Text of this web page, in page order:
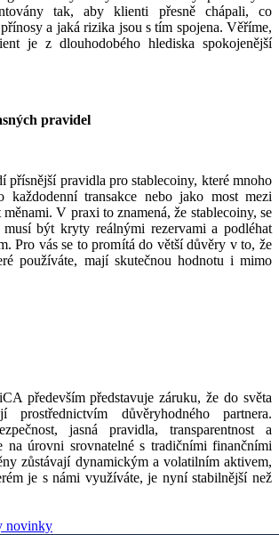
tak, aby klienti přesně chápali, co
a jaká rizika jsou s tím spojena. Věříme,
je z dlouhodobého hlediska spokojenější
pravidel
přísnější pravidla pro stablecoiny, které mnoho
každodenní transakce nebo jako most mezi
V praxi to znamená, že stablecoiny, se
musí být kryty reálnými rezervami a podléhat
Pro vás se to promítá do větší důvěry v to, že
používáte, mají skutečnou hodnotu i mimo
především představuje záruku, že do světa
prostřednictvím důvěryhodného partnera.
jasná pravidla, transparentnost a
na úrovni srovnatelné s tradičními finančními
zůstávají dynamickým a volatilním aktivem,
je s námi využíváte, je nyní stabilnější než
novinky